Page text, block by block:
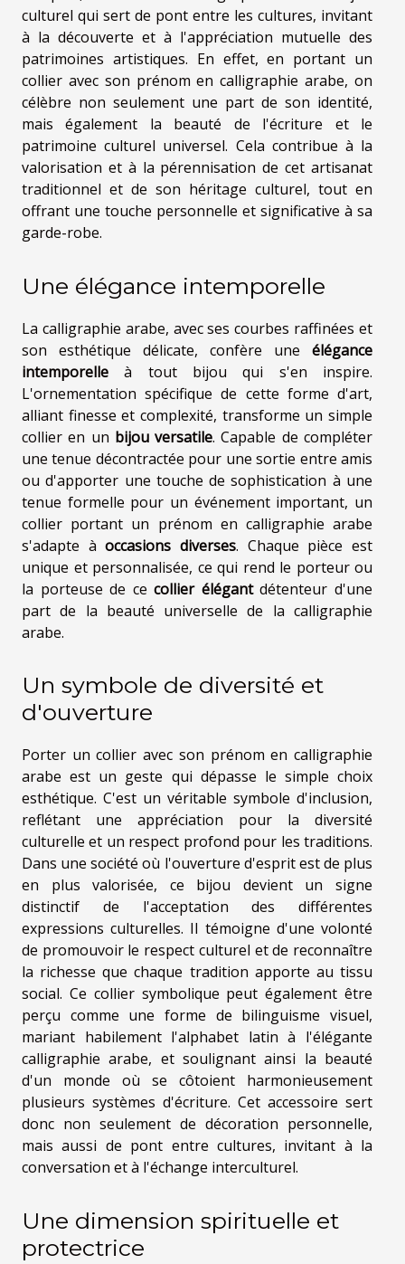
culturel qui sert de pont entre les cultures, invitant
à la découverte et à l'appréciation mutuelle des
patrimoines artistiques. En effet, en portant un
collier avec son prénom en calligraphie arabe, on
célèbre non seulement une part de son identité,
mais également la beauté de l'écriture et le
patrimoine culturel universel. Cela contribue à la
valorisation et à la pérennisation de cet artisanat
traditionnel et de son héritage culturel, tout en
offrant une touche personnelle et significative à sa
garde-robe.
Une élégance intemporelle
La calligraphie arabe, avec ses courbes raffinées et
son esthétique délicate, confère une élégance
intemporelle à tout bijou qui s'en inspire.
L'ornementation spécifique de cette forme d'art,
alliant finesse et complexité, transforme un simple
collier en un bijou versatile. Capable de compléter
une tenue décontractée pour une sortie entre amis
ou d'apporter une touche de sophistication à une
tenue formelle pour un événement important, un
collier portant un prénom en calligraphie arabe
s'adapte àoccasions diverses. Chaque pièce est
unique et personnalisée, ce qui rend le porteur ou
la porteuse de cecollier élégantdétenteur d'une
part de la beauté universelle de la calligraphie
arabe.
Un symbole de diversité et
d'ouverture
Porter un collier avec son prénom en calligraphie
arabe est un geste qui dépasse le simple choix
esthétique. C'est un véritable symbole d'inclusion,
reflétant une appréciation pour la diversité
culturelle et un respect profond pour les traditions.
Dans une société où l'ouverture d'esprit est de plus
en plus valorisée, ce bijou devient un signe
distinctif de l'acceptation des différentes
expressions culturelles. Il témoigne d'une volonté
de promouvoir le respect culturel et de reconnaître
la richesse que chaque tradition apporte au tissu
social. Ce collier symbolique peut également être
perçu comme une forme de bilinguisme visuel,
mariant habilement l'alphabet latin à l'élégante
calligraphie arabe, et soulignant ainsi la beauté
d'un monde où se côtoient harmonieusement
plusieurs systèmes d'écriture. Cet accessoire sert
donc non seulement de décoration personnelle,
mais aussi de pont entre cultures, invitant à la
conversation et à l'échange interculturel.
Une dimension spirituelle et
protectrice